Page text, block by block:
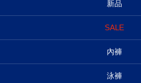
新品
SALE
內褲
泳褲